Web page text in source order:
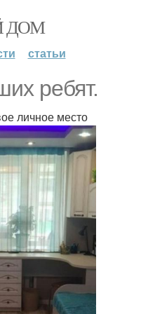
ДОМ
статьи
ребят.
личное место